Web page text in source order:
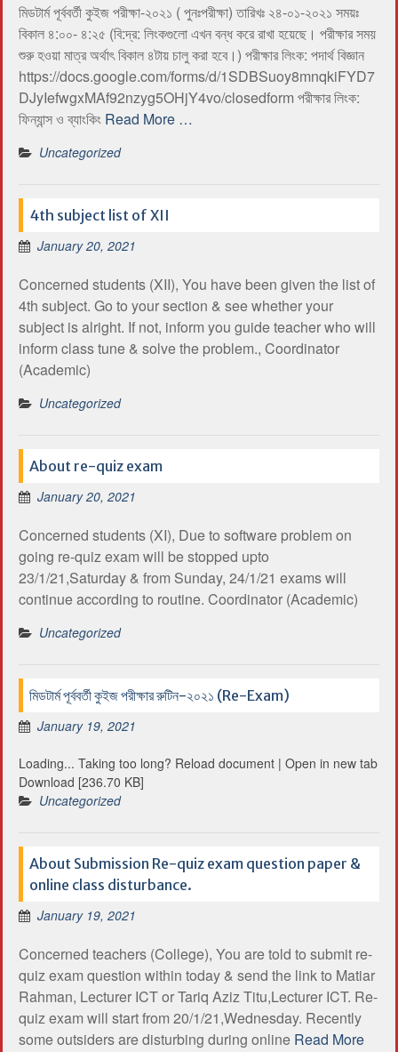
মিডটার্ম পূর্ববর্তী কুইজ পরীক্ষা-২০২১ ( পুনঃপরীক্ষা) তারিখঃ ২৪-০১-২০২১ সময়ঃ
বিকাল ৪:০০- ৪:২৫ (বি:দ্র: লিংকগুলো এখন বন্ধ করে রাখা হয়েছে। পরীক্ষার সময়
শুরু হওয়া মাত্র অর্থাৎ বিকাল ৪টায় চালু করা হবে।) পরীক্ষার লিংক: পদার্থ বিজ্ঞান
https://docs.google.com/forms/d/1SDBSuoy8mnqkiFYD7
DJyIefwgxMAf92nzyg5OHjY4vo/closedform পরীক্ষার লিংক:
ফিন্যান্স ও ব্যাংকিং Read More …
Uncategorized
4th subject list of XII
January 20, 2021
Concerned students (XII), You have been given the list of
4th subject. Go to your section & see whether your
subject is alright. If not, inform you guide teacher who will
inform class tune & solve the problem., Coordinator
(Academic)
Uncategorized
About re-quiz exam
January 20, 2021
Concerned students (XI), Due to software problem on
going re-quiz exam will be stopped upto
23/1/21,Saturday & from Sunday, 24/1/21 exams will
continue according to routine. Coordinator (Academic)
Uncategorized
মিডটার্ম পূর্ববর্তী কুইজ পরীক্ষার রুটিন-২০২১ (Re-Exam)
January 19, 2021
Loading... Taking too long? Reload document | Open in new tab
Download [236.70 KB]
Uncategorized
About Submission Re-quiz exam question paper &
online class disturbance.
January 19, 2021
Concerned teachers (College), You are told to submit re-
quiz exam question within today & send the link to Matiar
Rahman, Lecturer ICT or Tariq Aziz Titu,Lecturer ICT. Re-
quiz exam will start from 20/1/21,Wednesday. Recently
some outsiders are disturbing during online Read More